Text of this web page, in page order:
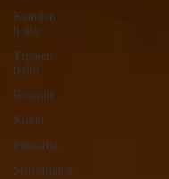
Kanojen
hoito
Tipujen
hoito
Reseptit
Kukot
Puutarha
Siitosmunat